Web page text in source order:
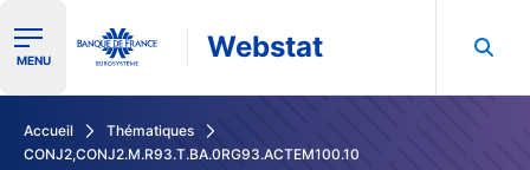
Ouvrir le menu de navigation
MENU Webstat
Accueil
Thématiques
CONJ2,CONJ2.M.R93.T.BA.0RG93.ACTEM100.10